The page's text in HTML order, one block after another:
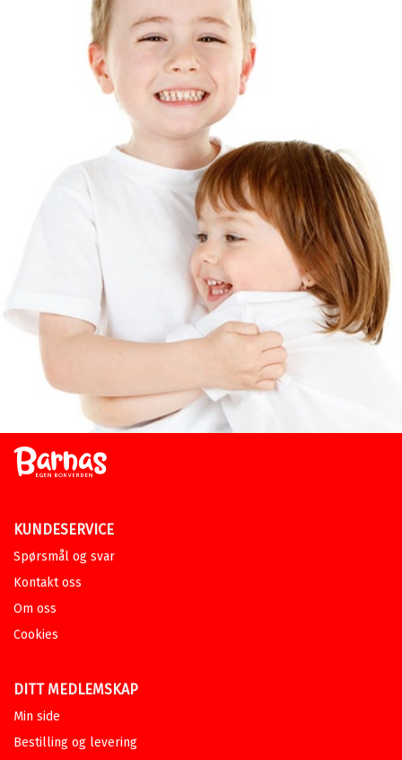
KUNDESERVICE
Spørsmål og svar
Kontakt oss
Om oss
Cookies
DITT MEDLEMSKAP
Min side
Bestilling og levering